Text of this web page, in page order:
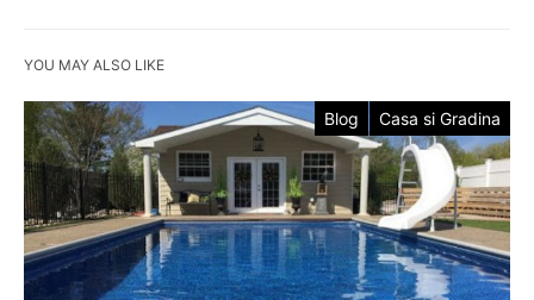
YOU MAY ALSO LIKE
Blog Casa si Gradina